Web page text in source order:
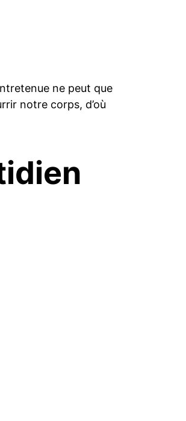
ne peut que
notre corps, d’où